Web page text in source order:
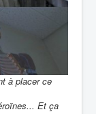
à placer ce
Et ça